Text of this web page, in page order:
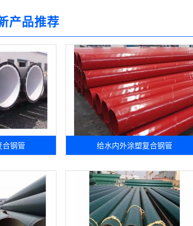
产品推荐
钢管 给水内外涂塑复合钢管